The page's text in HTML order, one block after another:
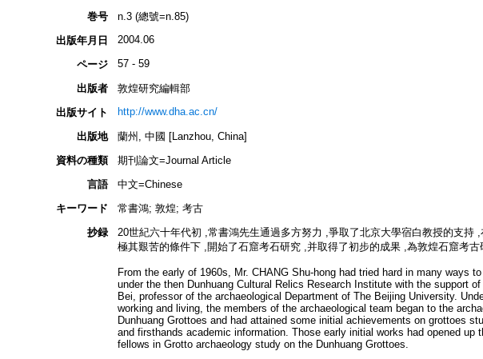
巻号
n.3 (總號=n.85)
出版年月日
2004.06
ページ 57 - 59
出版者
敦煌研究編輯部
出版サイト
http://www.dha.ac.cn/
出版地
蘭州, 中國 [Lanzhou, China]
資料の種類
期刊論文=Journal Article
言語
中文=Chinese
キーワード
常書鴻; 敦煌; 考古
抄録
20世紀六十年代初 ,常書鴻先生通過多方努力 ,爭取了北京大學宿白教授的支持
極其艱苦的條件下 ,開始了石窟考石研究 ,并取得了初步的成果 ,為敦煌石窟考
From the early of 1960s, Mr. CHANG Shu-hong had tried hard in many ways
under the then Dunhuang Cultural Relics Research Institute with the support
Bei, professor of the archaeological Department of The Beijing University.
working and living, the members of the archaeological team began to the
Dunhuang Grottoes and had attained some initial achievements on grottoes
and firsthands academic information. Those early initial works had opened up
fellows in Grotto archaeology study on the Dunhuang Grottoes.